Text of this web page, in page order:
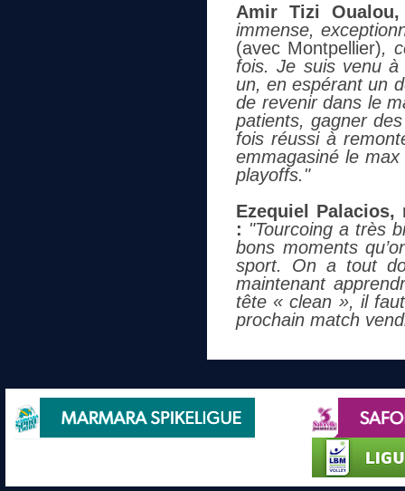
Amir Tizi
immense,
(avec Montpellier),
fois. Je suis venu
un, en espérant un
de revenir dans le
patients, gagner
fois réussi à
emmagasiné le
playoffs."
Ezequiel
: "Tourcoing a très
bons moments
sport. On a tout
maintenant
tête « clean », il
prochain match